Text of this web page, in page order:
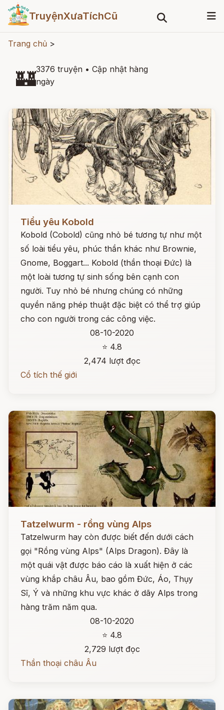
TruyệnXưaTíchCũ
Trang chủ >
🏰3376 truyện • Cập nhật hàng
ngày
Đọc ngay
Tiểu yêu Kobold
Kobold (Cobold) cũng nhỏ bé tương tự như một
số loài tiểu yêu, phúc thần khác như Brownie,
Gnome, Boggart... Kobold (thần thoại Đức) là
một loài tương tự sinh sống bên cạnh con
người. Tuy nhỏ bé nhưng chúng có những
quyền năng phép thuật đặc biệt có thể trợ giúp
cho con người trong các công việc.
08-10-2020
⭐ 4.8
2,474 lượt đọc
Cổ tích thế giới
Tatzelwurm - rồng vùng Alps
Tatzelwurm hay còn được biết đến dưới cách
gọi "Rồng vùng Alps" (Alps Dragon). Đây là
một quái vật được báo cáo là xuất hiện ở các
vùng khắp châu Âu, bao gồm Đức, Áo, Thụy
Sĩ, Ý và những khu vực khác ở dãy Alps trong
hàng trăm năm qua.
08-10-2020
⭐ 4.8
2,729 lượt đọc
Thần thoại châu Âu